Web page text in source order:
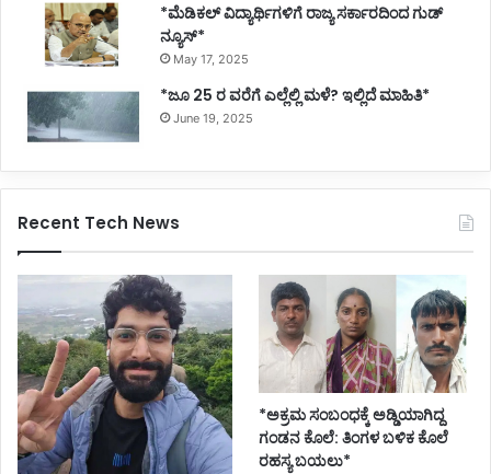
*ಮೆಡಿಕಲ್ ವಿದ್ಯಾರ್ಥಿಗಳಿಗೆ ರಾಜ್ಯ ಸರ್ಕಾರದಿಂದ ಗುಡ್
ನ್ಯೂಸ್*
May 17, 2025
*ಜೂ 25 ರ ವರೆಗೆ ಎಲ್ಲೆಲ್ಲಿ ಮಳೆ? ಇಲ್ಲಿದೆ ಮಾಹಿತಿ*
June 19, 2025
Recent Tech News
*ಅಕ್ರಮ ಸಂಬಂಧಕ್ಕೆ ಅಡ್ಡಿಯಾಗಿದ್ದ
ಗಂಡನ ಕೊಲೆ: ತಿಂಗಳ ಬಳಿಕ ಕೊಲೆ
ರಹಸ್ಯ ಬಯಲು*